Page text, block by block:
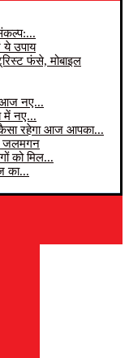
उपाय
फंसे, मोबाइल
आज नए...
में नए...
रहेगा आज आपका...
जलमगन
को मिल...
का...